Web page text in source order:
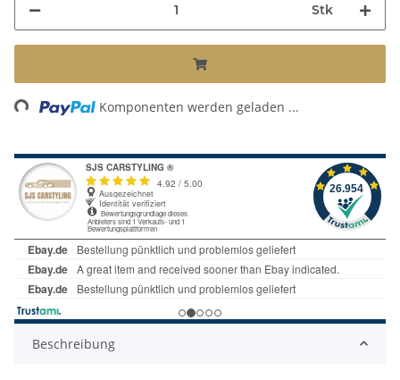
Stk
Loading... Komponenten werden geladen ...
Beschreibung